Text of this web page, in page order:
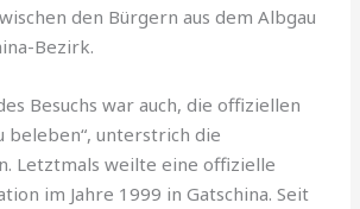
den Bürgern aus dem Albgau
Bezirk.
Besuchs war auch, die offiziellen
beleben“, unter­strich die
Letztmals weilte eine offizielle
im Jahre 1999 in Gatschina. Seit